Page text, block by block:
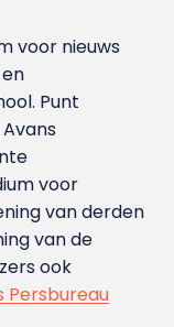
voor nieuws
Punt
voor
van derden
van de
ook
Persbureau